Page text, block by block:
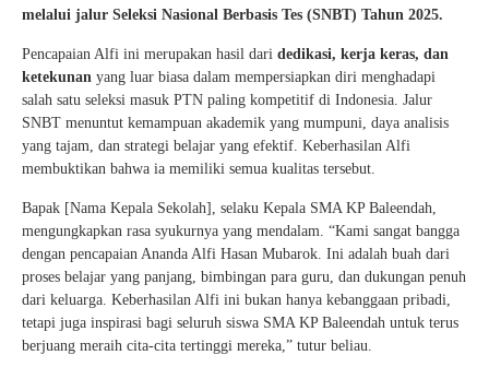
melalui jalur Seleksi Nasional Berbasis Tes (SNBT) Tahun 2025.
Pencapaian Alfi ini merupakan hasil dari dedikasi, kerja keras, dan
ketekunan yang luar biasa dalam mempersiapkan diri menghadapi
salah satu seleksi masuk PTN paling kompetitif di Indonesia. Jalur
SNBT menuntut kemampuan akademik yang mumpuni, daya analisis
yang tajam, dan strategi belajar yang efektif. Keberhasilan Alfi
membuktikan bahwa ia memiliki semua kualitas tersebut.
Bapak [Nama Kepala Sekolah], selaku Kepala SMA KP Baleendah,
mengungkapkan rasa syukurnya yang mendalam. “Kami sangat bangga
dengan pencapaian Ananda Alfi Hasan Mubarok. Ini adalah buah dari
proses belajar yang panjang, bimbingan para guru, dan dukungan penuh
dari keluarga. Keberhasilan Alfi ini bukan hanya kebanggaan pribadi,
tetapi juga inspirasi bagi seluruh siswa SMA KP Baleendah untuk terus
berjuang meraih cita-cita tertinggi mereka,” tutur beliau.